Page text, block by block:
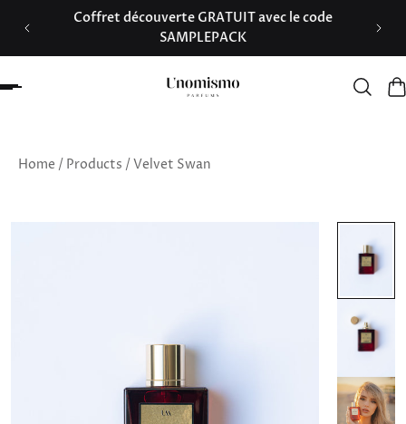
au contenuCoffret découverte GRATUIT avec le code
SAMPLEPACK
Home / Products /Velvet Swan